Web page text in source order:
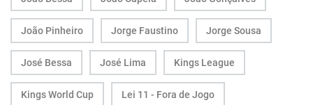
João Pinheiro Jorge Faustino Jorge Sousa
José Bessa José Lima Kings League
Kings World Cup Lei 11 - Fora de Jogo